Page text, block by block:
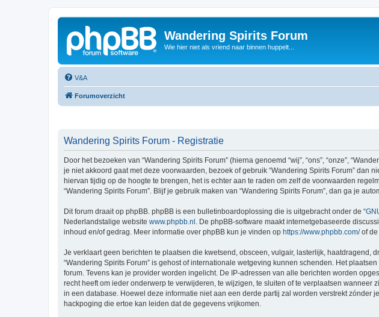
Wandering Spirits Forum
Wie hier niet als vriend naar binnen huppelt...
V&A
Forumoverzicht
Wandering Spirits Forum - Registratie
Door het bezoeken van “Wandering Spirits Forum” (hierna genoemd “wij”, “ons”, “onze”,
je niet akkoord gaat met deze voorwaarden, bezoek of gebruik “Wandering Spirits Forum”
hiervan tijdig op de hoogte te brengen, het is echter aan te raden om zelf de voorwaarden
“Wandering Spirits Forum”. Blijf je gebruik maken van “Wandering Spirits Forum”, dan ga je
Dit forum draait op phpBB. phpBB is een bulletinboardoplossing die is uitgebracht onder de “
Nederlandstalige website www.phpbb.nl . De phpBB-software maakt internetgebaseerde
inhoud en/of gedrag. Meer informatie over phpBB kun je vinden op https://www.phpbb.com/of de
Je verklaart geen berichten te plaatsen die kwetsend, obsceen, vulgair, lasterlijk,
“Wandering Spirits Forum” is gehost of internationale wetgeving kunnen schenden. Het
forum. Tevens kan je provider worden ingelicht. De IP-adressen van alle berichten worden
recht heeft om ieder onderwerp te verwijderen, te wijzigen, te sluiten of te verplaatsen
in een database. Hoewel deze informatie niet aan een derde partij zal worden verstrekt zónder
hackpoging die ertoe kan leiden dat de gegevens vrijkomen.